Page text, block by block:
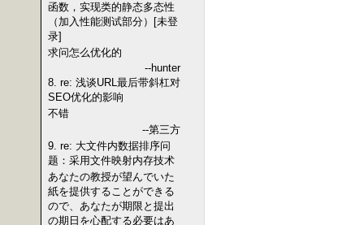
函数，实现类的静态多态性
（加入性能测试部分）[未登
录]
求问怎么优化的
--hunter
8. re: 浅谈URL最后带斜杠对
SEO优化的影响
不错
--第三方
9. re: 大文件内数据排序问
题：采用文件映射内存技术
あなたの教授が望んでいた
紙を提供することができる
ので、あなたが期限と提出
の期日を心配する必要はあ